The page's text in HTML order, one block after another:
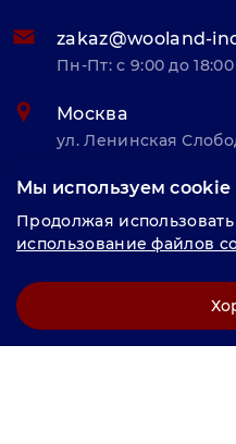
zakaz@wooland-
Пн-Пт: с 9:00 до 18:00
Москва
ул. Ленинская
© «Велунд нержавейка» 2025,
продвижение " LCAgency"
Мы используем cookie
Продолжая
использование файлов